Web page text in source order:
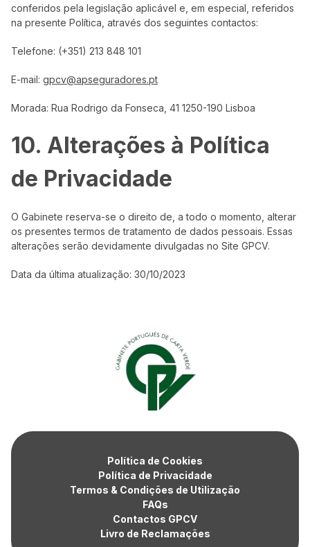
conferidos pela legislação aplicável e, em especial, referidos
na presente Política, através dos seguintes contactos:
Telefone: (+351) 213 848 101
E-mail: gpcv@apseguradores.pt
Morada: Rua Rodrigo da Fonseca, 41 1250-190 Lisboa
10. Alterações à Política
de Privacidade
O Gabinete reserva-se o direito de, a todo o momento, alterar
os presentes termos de tratamento de dados pessoais. Essas
alterações serão devidamente divulgadas no Site GPCV.
Data da última atualização: 30/10/2023
Política de Cookies
Política de Privacidade
Termos & Condições de Utilização
FAQs
Contactos GPCV
Livro de Reclamações